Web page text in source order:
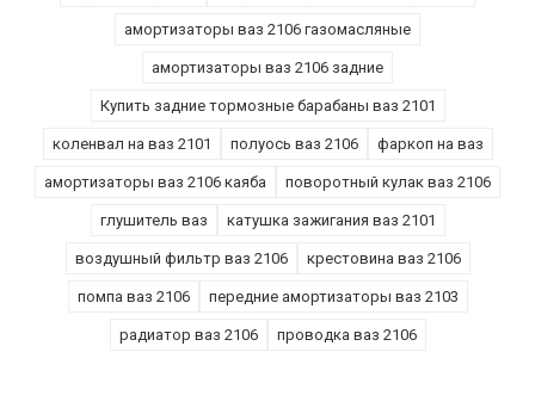
амортизаторы ваз 2106 газомасляные
амортизаторы ваз 2106 задние
Купить задние тормозные барабаны ваз 2101
коленвал на ваз 2101 полуось ваз 2106 фаркоп на ваз
амортизаторы ваз 2106 каяба поворотный кулак ваз 2106
глушитель ваз катушка зажигания ваз 2101
воздушный фильтр ваз 2106 крестовина ваз 2106
помпа ваз 2106 передние амортизаторы ваз 2103
радиатор ваз 2106 проводка ваз 2106